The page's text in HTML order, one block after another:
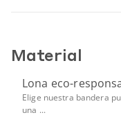
Material
Lona eco-
Elige nuestra bandera
una ...